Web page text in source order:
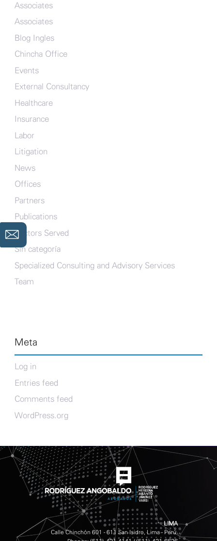
Associates
Associates
Blog Ingles
Chincha Office
Events
External Consultancy
Healthcare
Insurance
Labor
Litigation
News
Offices
Partners
Publications
Sectors Served
Sin categoría
Specialized Consulting and Advisory Services
Team
Meta
Log in
Entries feed
Comments feed
WordPress.org
LIMA
Calle Chinchón 601 - 611 San Isidro, Lima - Perú.